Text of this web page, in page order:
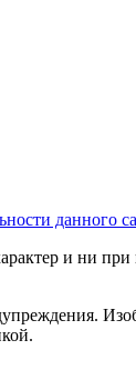
данного
и ни при